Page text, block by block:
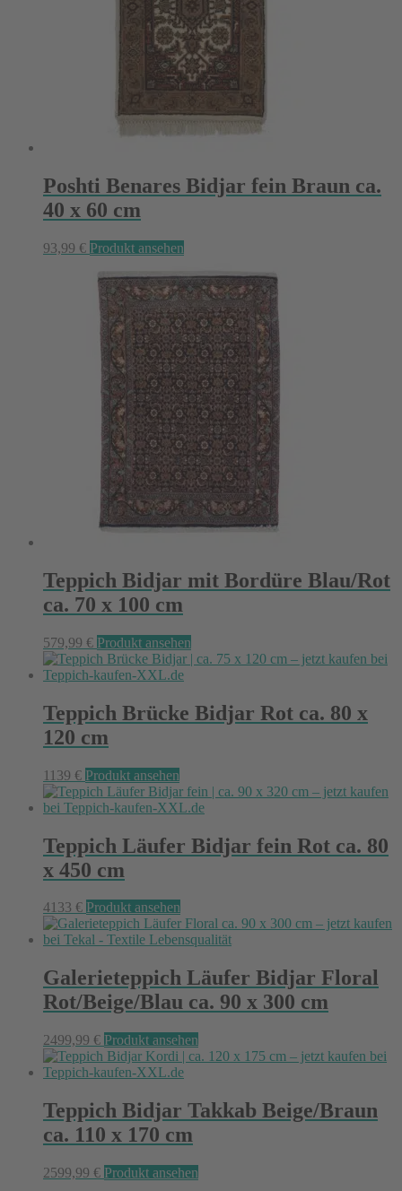
Poshti Benares Bidjar fein Braun ca.
40 x 60 cm
93,99 € Produkt ansehen
Teppich Bidjar mit Bordüre Blau/Rot
ca. 70 x 100 cm
579,99 € Produkt ansehen
Teppich Brücke Bidjar Rot ca. 80 x
120 cm
1139 € Produkt ansehen
Teppich Läufer Bidjar fein Rot ca. 80
x 450 cm
4133 € Produkt ansehen
Galerieteppich Läufer Bidjar Floral
Rot/Beige/Blau ca. 90 x 300 cm
2499,99 € Produkt ansehen
Teppich Bidjar Takkab Beige/Braun
ca. 110 x 170 cm
2599,99 € Produkt ansehen